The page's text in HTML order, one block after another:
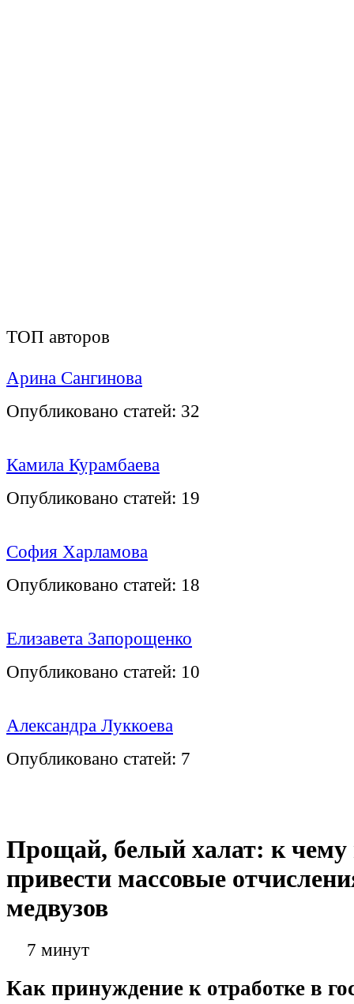
ТОП авторов
Арина Сангинова
Опубликовано статей: 32
Камила Курамбаева
Опубликовано статей: 19
София Харламова
Опубликовано статей: 18
Елизавета Запорощенко
Опубликовано статей: 10
Александра Луккоева
Опубликовано статей: 7
Прощай, белый халат: к чему
привести массовые
медвузов
7 минут
Как принуждение к отработке в